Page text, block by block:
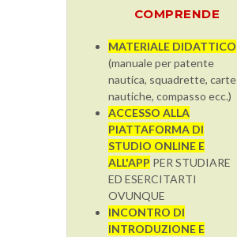
COMPRENDE
MATERIALE DIDATTICO
(manuale per patente
nautica, squadrette, carte
nautiche, compasso ecc.)
ACCESSO ALLA
PIATTAFORMA DI
STUDIO ONLINE E
ALL'APP PER STUDIARE
ED ESERCITARTI
OVUNQUE
INCONTRO DI
INTRODUZIONE E